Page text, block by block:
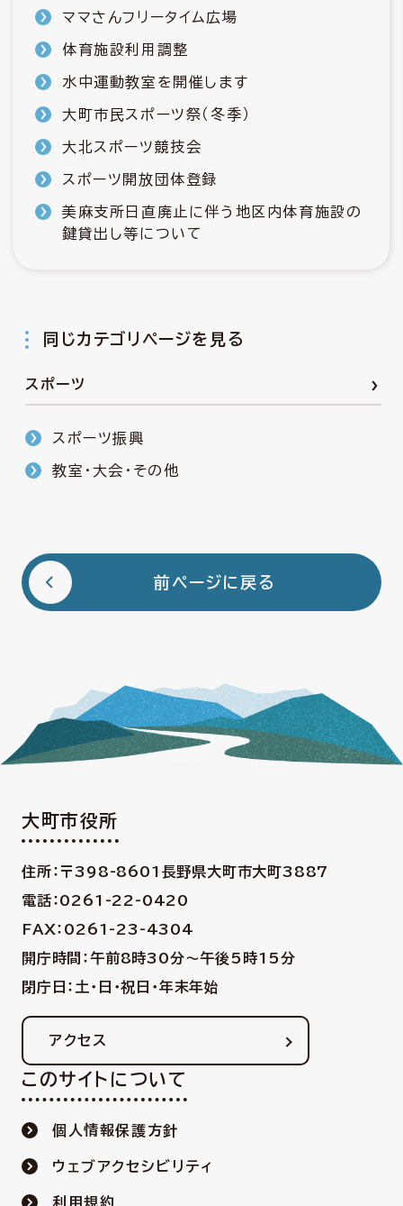
ママさんフリータイム広場
体育施設利用調整
水中運動教室を開催します
大町市民スポーツ祭（冬季）
大北スポーツ競技会
スポーツ開放団体登録
美麻支所日直廃止に伴う地区内体育施設の
鍵貸出し等について
同じカテゴリページを見る
スポーツ
スポーツ振興
教室・大会・その他
前ページに戻る
大町市役所
住所：〒398-8601 長野県大町市大町3887
電話：0261-22-0420
FAX：0261-23-4304
開庁時間：午前8時30分〜午後5時15分
閉庁日：土・日・祝日・年末年始
アクセス
このサイトについて
個人情報保護方針
ウェブアクセシビリティ
利用規約